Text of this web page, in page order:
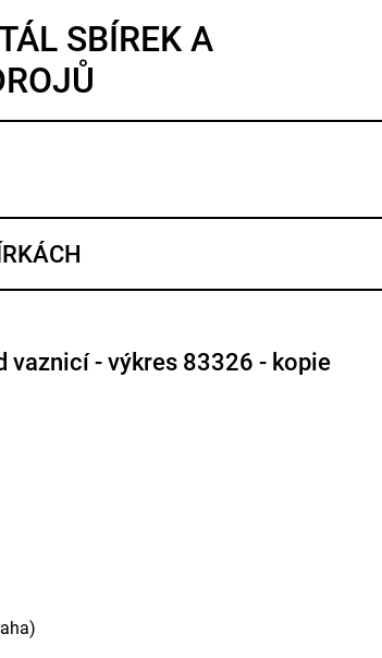
SBÍREK A
vaznicí - výkres 83326 - kopie